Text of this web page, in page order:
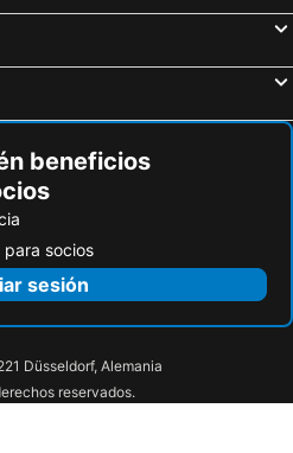
beneficios
socios
sesión
Düsseldorf, Alemania
reservados.